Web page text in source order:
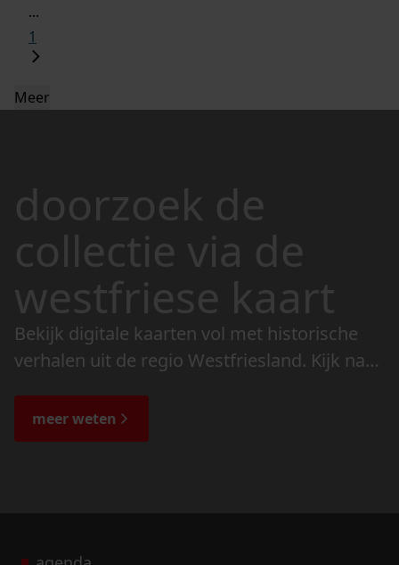
...
1
Meer
doorzoek de
collectie via de
westfriese kaart
Bekijk digitale kaarten vol met historische
verhalen uit de regio Westfriesland. Kijk naar
de bijzondere verhalen.
meer weten